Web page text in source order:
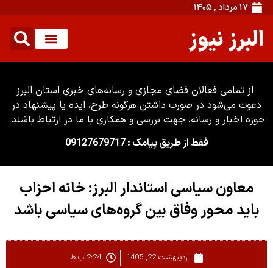
۱۷ مرداد , ۱۴۰۵
البرز نیوز
از تمامی فعالان فضای مجازی و رسانه‌های خبری استان البرز
دعوت می‌شود در صورت داشتن هرگونه طرح، ایده یا پیشنهاد در
حوزه اخبار و رسانه، جهت بررسی و همکاری با ما در ارتباط باشند.
فقط از طریق پیامک : 09127679717
معاون سیاسی استاندار البرز: خانه احزاب
باید محور وفاق بین گروه‌های سیاسی باشد
اردیبهشت 22, 1405 2:24 ب.ظ